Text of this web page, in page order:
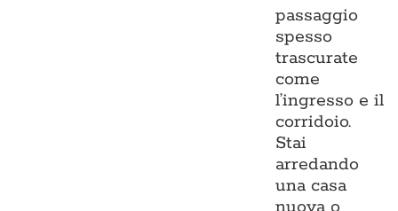
passaggio
spesso
trascurate
come
l’ingresso e il
corridoio.
Stai
arredando
una casa